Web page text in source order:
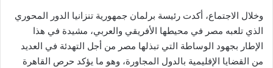
وخلال الاجتماع، أكدت رئيسة برلمان جمهورية تنزانيا الدور المحوري
الذي تلعبه مصر في محيطها الأفريقي والعربي، مشيدة في هذا
الإطار بجهود الوساطة التي تبذلها مصر من أجل التهدئة في العديد
من القضايا الإقليمية بالدول المجاورة، وهو ما يؤكد حرص القاهرة